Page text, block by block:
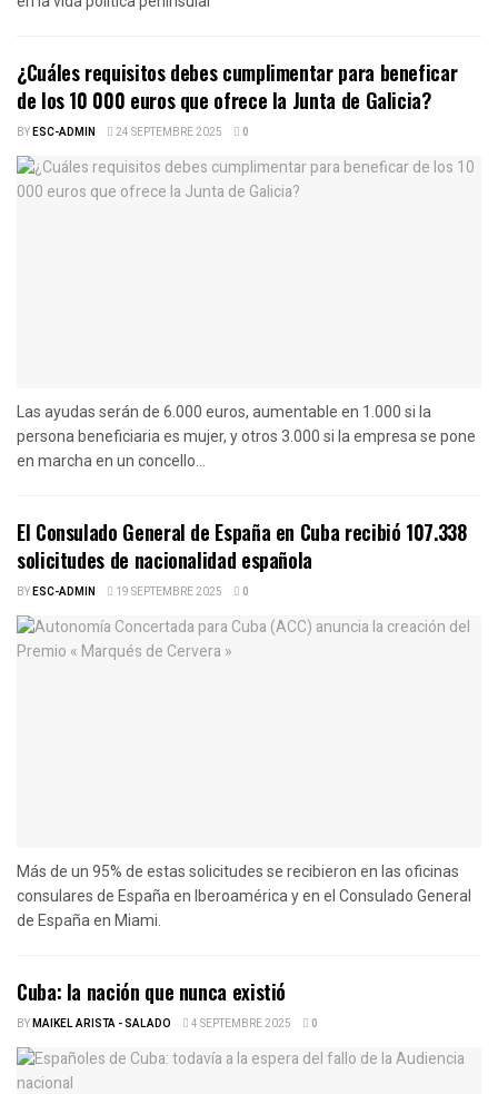
¿Cuáles requisitos debes cumplimentar para beneficar
de los 10 000 euros que ofrece la Junta de Galicia?
BYESC-ADMIN 24 SEPTEMBRE 2025 0
Las ayudas serán de 6.000 euros, aumentable en 1.000 si la
persona beneficiaria es mujer, y otros 3.000 si la empresa se pone
en marcha en un concello...
El Consulado General de España en Cuba recibió 107.338
solicitudes de nacionalidad española
BYESC-ADMIN 19 SEPTEMBRE 2025 0
Más de un 95% de estas solicitudes se recibieron en las oficinas
consulares de España en Iberoamérica y en el Consulado General
de España en Miami.
Cuba: la nación que nunca existió
BYMAIKEL ARISTA - SALADO 4 SEPTEMBRE 2025 0